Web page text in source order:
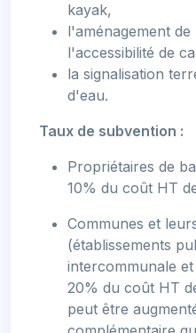
kayak,
l'aménagement
l'accessibilité de
la signalisation
d'eau.
Taux de subvention :
Propriétaires de
10% du coût HT
Communes et
(établissements
intercommunale
20% du coût HT
peut être